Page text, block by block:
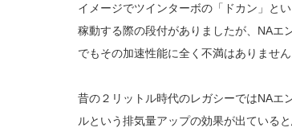
イメージでツインターボの「ドカン」と
稼動する際の段付がありましたが、NAエ
でもその加速性能に全く不満はありません
昔の２リットル時代のレガシーではNAエ
ルという排気量アップの効果が出ていると